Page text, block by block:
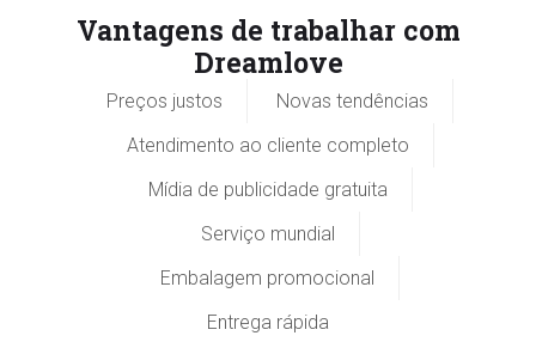
Vantagens de trabalhar com
Dreamlove
Preços justos
Novas tendências
Atendimento ao cliente completo
Mídia de publicidade gratuita
Serviço mundial
Embalagem promocional
Entrega rápida